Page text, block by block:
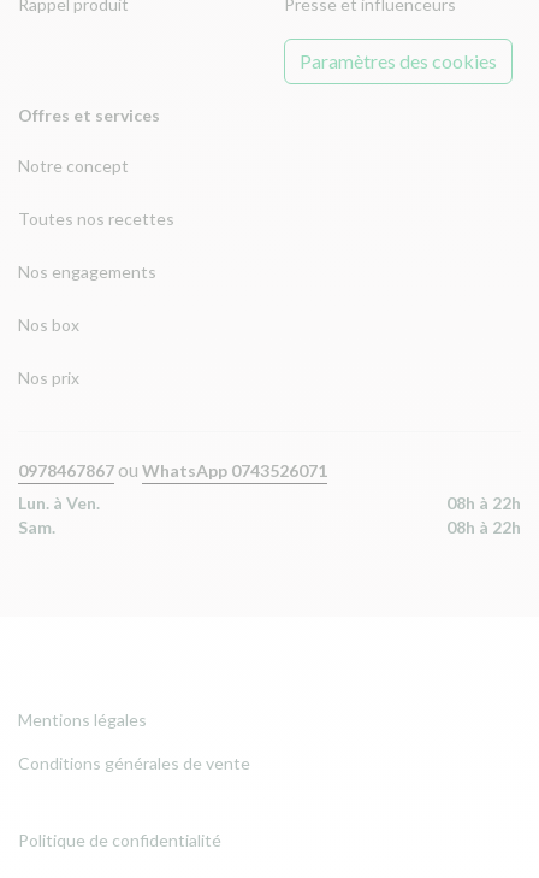
Rappel produit
Offres et services
Notre concept
Toutes nos recettes
Nos engagements
Nos box
Nos prix
Presse et influenceurs
Paramètres des cookies
0978467867 ou WhatsApp 0743526071
Lun. à Ven.
08h à 22h
Sam.
08h à 22h
Mentions légales
Conditions générales de vente
Politique de confidentialité